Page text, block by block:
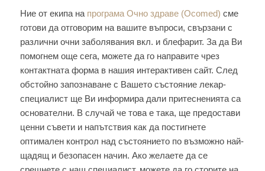
Ние от екипа на програма Очно здраве (Ocomed) сме
готови да отговорим на вашите въпроси, свързани с
различни очни заболявания вкл. и блефарит. За да Ви
помогнем още сега, можете да го направите чрез
контактната форма в нашия интерактивен сайт. След
обстойно запознаване с Вашето състояние лекар-
специалист ще Ви информира дали притесненията са
основателни. В случай че това е така, ще предостави
ценни съвети и напътствия как да постигнете
оптимален контрол над състоянието по възможно най-
щадящ и безопасен начин. Ако желаете да се